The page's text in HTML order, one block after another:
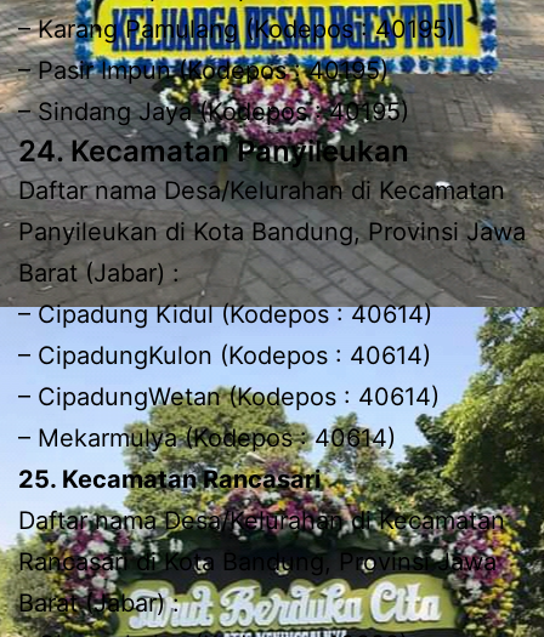
– Karang Pamulang (Kodepos : 40195)
– Pasir Impun (Kodepos : 40195)
– Sindang Jaya (Kodepos : 40195)
24. Kecamatan Panyileukan
Daftar nama Desa/Kelurahan di Kecamatan
Panyileukan di Kota Bandung, Provinsi Jawa
Barat (Jabar) :
– Cipadung Kidul (Kodepos : 40614)
– CipadungKulon (Kodepos : 40614)
– CipadungWetan (Kodepos : 40614)
– Mekarmulya (Kodepos : 40614)
25. Kecamatan Rancasari
Daftar nama Desa/Kelurahan di Kecamatan
Rancasari di Kota Bandung, Provinsi Jawa
Barat (Jabar) :